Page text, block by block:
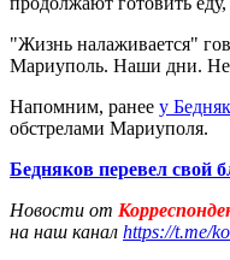
"Жизнь налаживается"
Мариуполь. Наши дни.
Напомним, ранее у
обстрелами Мариуполя.
Бедняков перевел свой
Новости от
на наш канал https://t.me/